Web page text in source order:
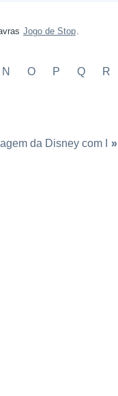
Jogo de Stop.
N O P Q R
da Disney com I »